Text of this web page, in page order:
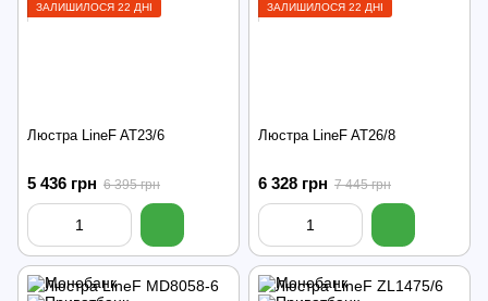
ЗАЛИШИЛОСЯ 22 ДНІ
Люстра LineF AT23/6
5 436 грн 6 395 грн
ЗАЛИШИЛОСЯ 22 ДНІ
Люстра LineF AT26/8
6 328 грн 7 445 грн